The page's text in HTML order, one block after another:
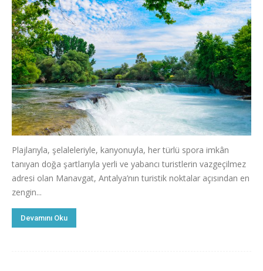
Plajlarıyla, şelaleleriyle, kanyonuyla, her türlü spora imkân
tanıyan doğa şartlarıyla yerli ve yabancı turistlerin vazgeçilmez
adresi olan Manavgat, Antalya’nın turistik noktalar açısından en
zengin...
Devamını Oku